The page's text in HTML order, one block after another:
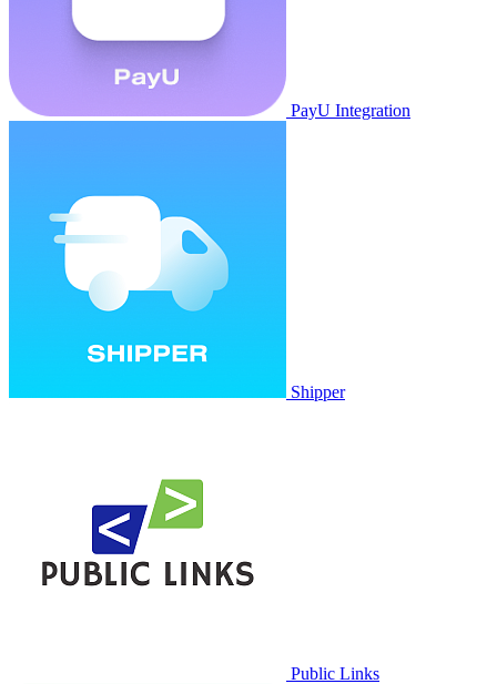
PayU Integration
Shipper
Public Links